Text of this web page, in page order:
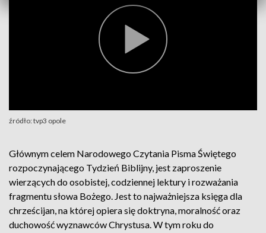
źródło: tvp3 opole
Głównym celem Narodowego Czytania Pisma Świętego
rozpoczynającego Tydzień Biblijny, jest zaproszenie
wierzących do osobistej, codziennej lektury i rozważania
fragmentu słowa Bożego. Jest to najważniejsza księga dla
chrześcijan, na której opiera się doktryna, moralność oraz
duchowość wyznawców Chrystusa. W tym roku do